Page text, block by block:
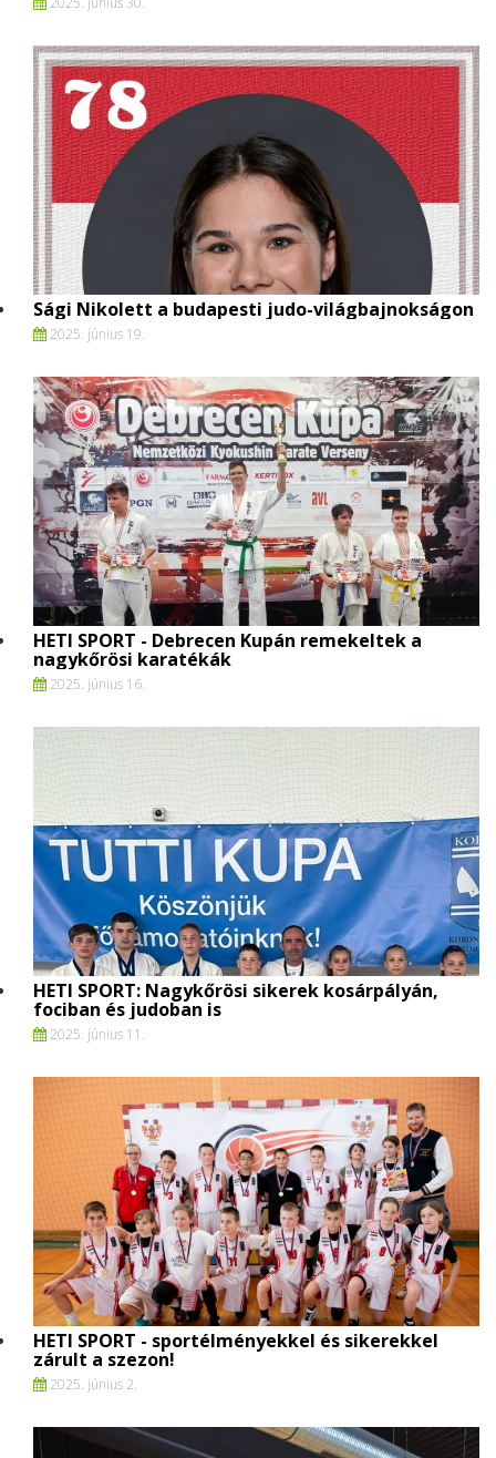
Sági Nikolett a budapesti judo-világbajnokságon
2025. június 19.
HETI SPORT - Debrecen Kupán remekeltek a
nagykőrösi karatékák
2025. június 16.
HETI SPORT: Nagykőrösi sikerek kosárpályán,
fociban és judoban is
2025. június 11.
HETI SPORT - sportélményekkel és sikerekkel
zárult a szezon!
2025. június 2.